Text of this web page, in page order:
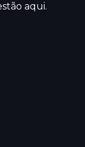
aqui.